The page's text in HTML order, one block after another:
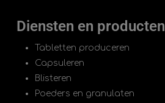
Diensten en producten
Tabletten produceren
Capsuleren
Blisteren
Poeders en granulaten